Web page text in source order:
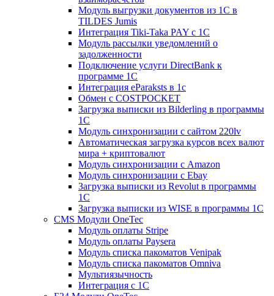
Модуль выгрузки документов из 1С в
TILDES Jumis
Интеграция Tiki-Taka PAY с 1С
Модуль рассылки уведомлений о
задолженности
Подключение услуги DirectBank к
программе 1С
Интеграция eParaksts в 1с
Обмен с COSTPOCKET
Загрузка выписки из Bilderling в программы
1C
Модуль синхронизации с сайтом 220lv
Автоматическая загрузка курсов всех валют
мира + криптовалют
Модуль синхронизации с Amazon
Модуль синхронизации с Ebay
Загрузка выписки из Revolut в программы
1C
Загрузка выписки из WISE в программы 1C
CMS Модули OneTec
Модуль оплаты Stripe
Модуль оплаты Paysera
Модуль списка пакоматов Venipak
Модуль списка пакоматов Omniva
Мультиязычность
Интеграция с 1С